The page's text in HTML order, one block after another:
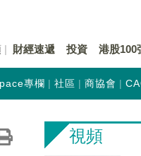
財經速遞 投資 港股100
專欄 社區 商協會
視頻